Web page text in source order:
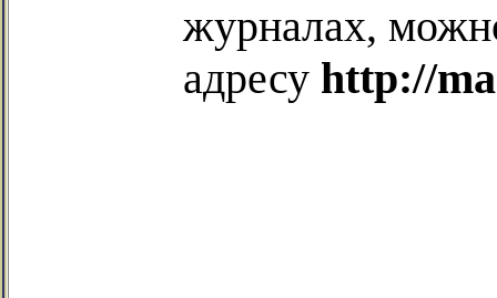
журналах,
адресу http://